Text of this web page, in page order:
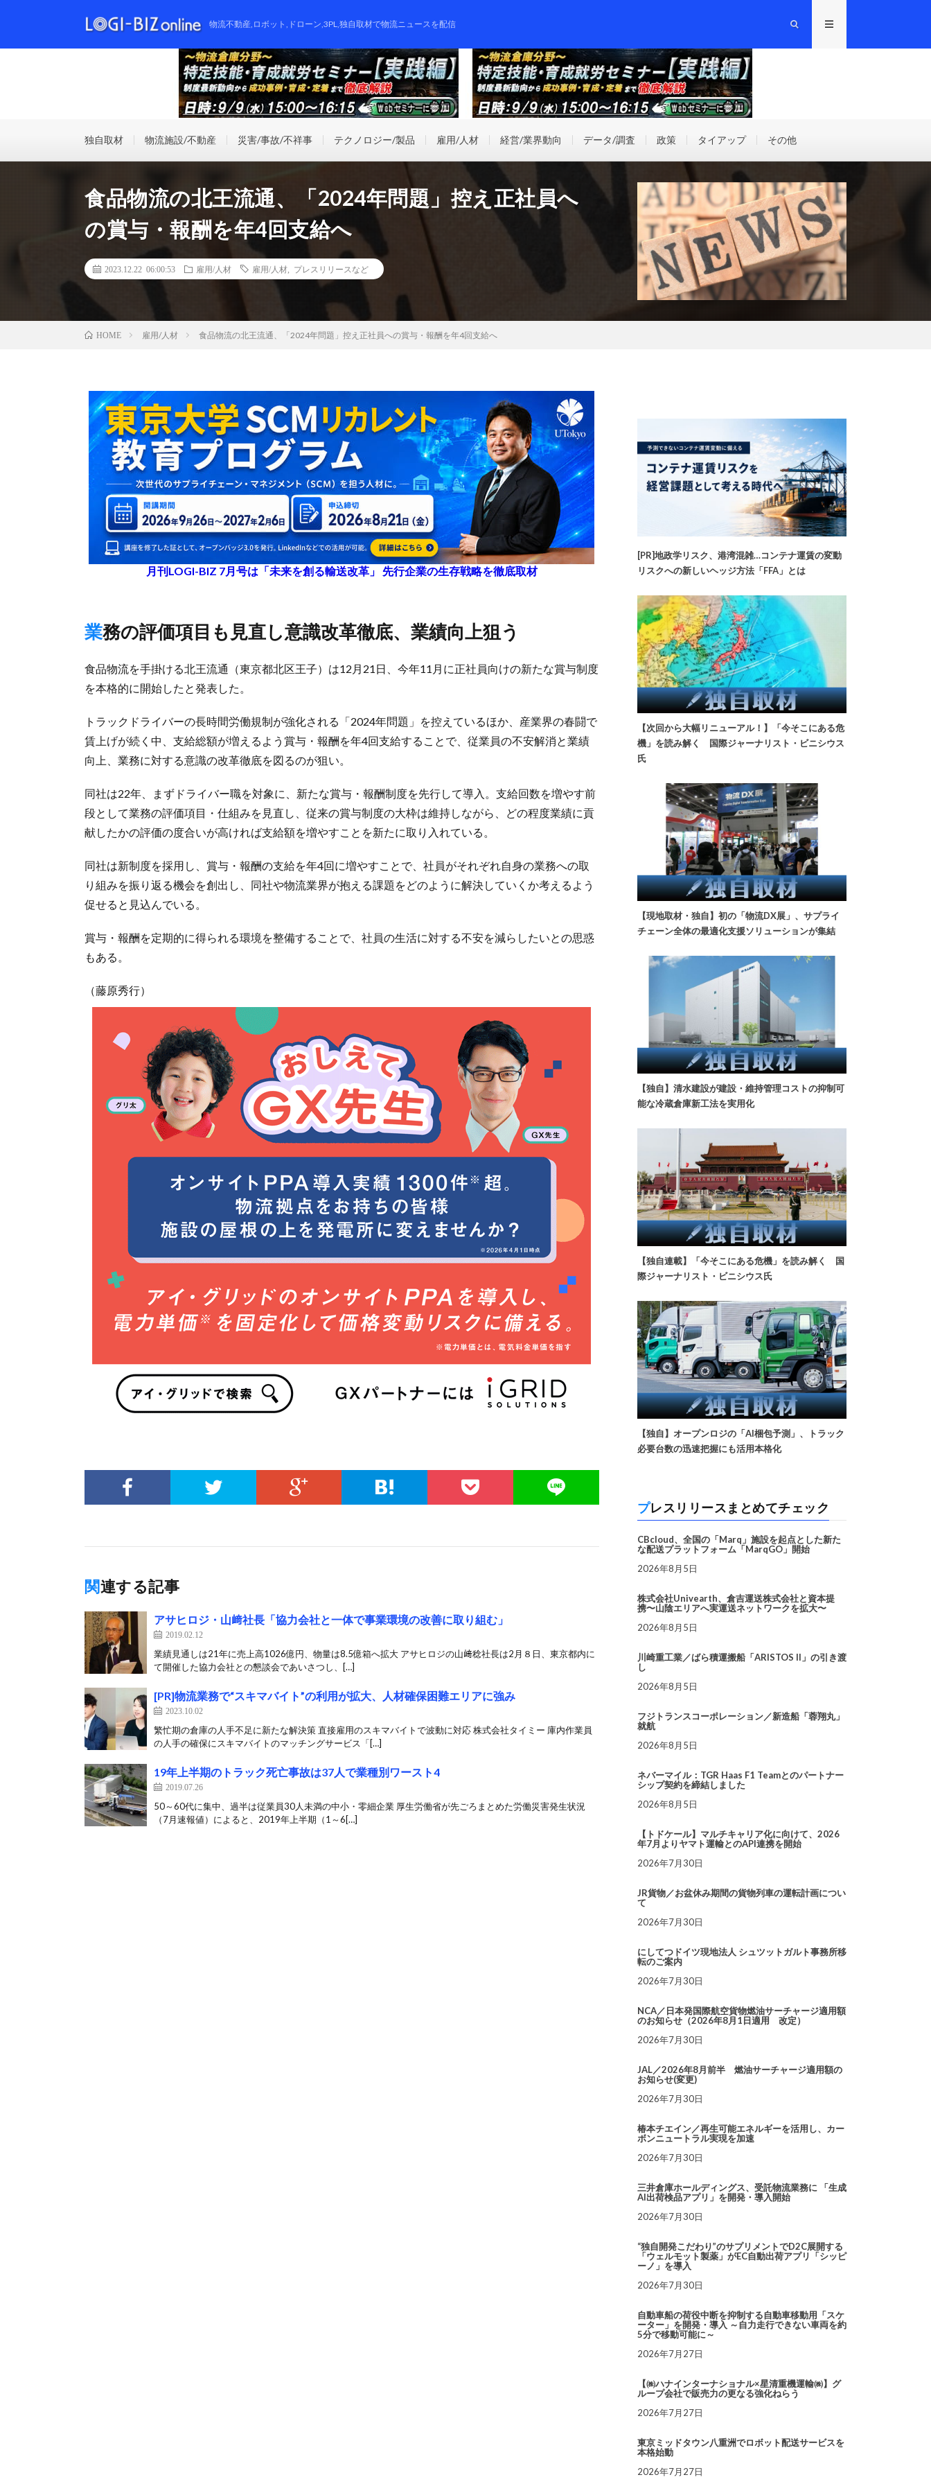
物流不動産,ロボット,ドローン,3PL,独自取材で物流ニュースを配信
独自取材 物流施設/不動産 災害/事故/不祥事 テクノロジー/製品 雇用/人材 経営/業界動向 データ/調査 政策 タイアップ その他
食品物流の北王流通、「2024年問題」控え正社員へ
の賞与・報酬を年4回支給へ
2023.12.22 06:00:53 雇用/人材 雇用/人材 プレスリリースなど
HOME 雇用/人材 食品物流の北王流通、「2024年問題」控え正社員への賞与・報酬を年4回支給へ
月刊LOGI-BIZ 7月号は「未来を創る輸送改革」 先行企業の生存戦略を徹底取材
業務の評価項目も見直し意識改革徹底、業績向上狙う
食品物流を手掛ける北王流通（東京都北区王子）は12月21日、今年11月に正社員向けの新たな賞与制度
を本格的に開始したと発表した。
トラックドライバーの長時間労働規制が強化される「2024年問題」を控えているほか、産業界の春闘で
賃上げが続く中、支給総額が増えるよう賞与・報酬を年4回支給することで、従業員の不安解消と業績
向上、業務に対する意識の改革徹底を図るのが狙い。
同社は22年、まずドライバー職を対象に、新たな賞与・報酬制度を先行して導入。支給回数を増やす前
段として業務の評価項目・仕組みを見直し、従来の賞与制度の大枠は維持しながら、どの程度業績に貢
献したかの評価の度合いが高ければ支給額を増やすことを新たに取り入れている。
同社は新制度を採用し、賞与・報酬の支給を年4回に増やすことで、社員がそれぞれ自身の業務への取
り組みを振り返る機会を創出し、同社や物流業界が抱える課題をどのように解決していくか考えるよう
促せると見込んでいる。
賞与・報酬を定期的に得られる環境を整備することで、社員の生活に対する不安を減らしたいとの思惑
もある。
（藤原秀行）
関連する記事
アサヒロジ・山﨑社長「協力会社と一体で事業環境の改善に取り組む」
2019.02.12
業績見通しは21年に売上高1026億円、物量は8.5億箱へ拡大 アサヒロジの山﨑稔社長は2月８日、東京都内に
て開催した協力会社との懇談会であいさつし、[…]
[PR]物流業務で“スキマバイト”の利用が拡大、人材確保困難エリアに強み
2023.10.02
繁忙期の倉庫の人手不足に新たな解決策 直接雇用のスキマバイトで波動に対応 株式会社タイミー 庫内作業員
の人手の確保にスキマバイトのマッチングサービス「[…]
19年上半期のトラック死亡事故は37人で業種別ワースト4
2019.07.26
50～60代に集中、過半は従業員30人未満の中小・零細企業 厚生労働省が先ごろまとめた労働災害発生状況
（7月速報値）によると、2019年上半期（1～6[…]
[PR]地政学リスク、港湾混雑…コンテナ運賃の変動
リスクへの新しいヘッジ方法「FFA」とは
【次回から大幅リニューアル！】「今そこにある危
機」を読み解く 国際ジャーナリスト・ビニシウス
氏
【現地取材・独自】初の「物流DX展」、サプライ
チェーン全体の最適化支援ソリューションが集結
【独自】清水建設が建設・維持管理コストの抑制可
能な冷蔵倉庫新工法を実用化
【独自連載】「今そこにある危機」を読み解く 国
際ジャーナリスト・ビニシウス氏
【独自】オープンロジの「AI梱包予測」、トラック
必要台数の迅速把握にも活用本格化
プレスリリースまとめてチェック
CBcloud、全国の「Marq」施設を起点とした新た
な配送プラットフォーム「MarqGO」開始
2026年8月5日
株式会社Univearth、倉吉運送株式会社と資本提
携〜山陰エリアへ実運送ネットワークを拡大〜
2026年8月5日
川崎重工業／ばら積運搬船「ARISTOS II」の引き渡
し
2026年8月5日
フジトランスコーポレーション／新造船「蓉翔丸」
就航
2026年8月5日
ネバーマイル：TGR Haas F1 Teamとのパートナー
シップ契約を締結しました
2026年8月5日
【トドケール】マルチキャリア化に向けて、2026
年7月よりヤマト運輸とのAPI連携を開始
2026年7月30日
JR貨物／お盆休み期間の貨物列車の運転計画につい
て
2026年7月30日
にしてつドイツ現地法人 シュツットガルト事務所移
転のご案内
2026年7月30日
NCA／日本発国際航空貨物燃油サーチャージ適用額
のお知らせ（2026年8月1日適用 改定）
2026年7月30日
JAL／2026年8月前半 燃油サーチャージ適用額の
お知らせ(変更)
2026年7月30日
椿本チエイン／再生可能エネルギーを活用し、カー
ボンニュートラル実現を加速
2026年7月30日
三井倉庫ホールディングス、受託物流業務に 「生成
AI出荷検品アプリ」を開発・導入開始
2026年7月30日
“独自開発こだわり”のサプリメントでD2C展開する
「ウェルモット製薬」がEC自動出荷アプリ「シッピ
ーノ」を導入
2026年7月30日
自動車船の荷役中断を抑制する自動車移動用「スケ
ーター」を開発・導入 ～自力走行できない車両を約
5分で移動可能に～
2026年7月27日
【㈱ハナインターナショナル×星清重機運輸㈱】グ
ループ会社で販売力の更なる強化ねらう
2026年7月27日
東京ミッドタウン八重洲でロボット配送サービスを
本格始動
2026年7月27日